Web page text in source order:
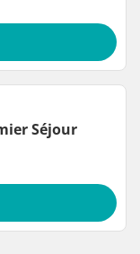
Séjour